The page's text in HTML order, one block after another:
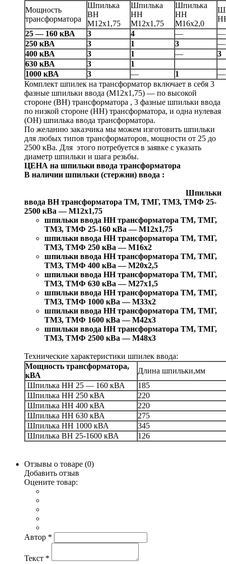
Мощность
трансформатора
Шпилька
ВН
М12х1,75
Шпилька
НН
М12х1,75
Шпилька
НН
М16х2,0
25 — 160 кВА
3 4 —
—
250 кВА
3 1 3
—
400 кВА
3 1 —
3
630 кВА
3 1
1000 кВА
3 — 1
—
Комплект шпилек на трансформатор включает в себя 3
фазные шпильки ввода (М12х1,75) — по высокой
стороне (ВН) трансформатора , 3 фазные шпильки ввода
по низкой стороне (НН) трансформатора, и одна нулевая
(ОН) шпилька ввода трансформатора.
По желанию заказчика мы можем изготовить шпильки
для любых типов трансформаторов, мощности от 25 до
2500 кВа. Для этого потребуется в заявке с указать
диаметр шпильки и шага резьбы.
ЦЕНА на шпильки ввода трансформатора
В наличии шпильки (стержни) ввода :
Шпильки
ввода ВН трансформатора ТМ, ТМГ, ТМЗ, ТМФ 25-
2500 кВа — М12х1,75
шпильки ввода НН трансформатора ТМ, ТМГ,
ТМЗ, ТМФ 25-160 кВа — М12х1,75
шпильки ввода НН трансформатора ТМ, ТМГ,
ТМЗ, ТМФ 250 кВа — М16х2
шпильки ввода НН трансформатора ТМ, ТМГ,
ТМЗ, ТМФ 400 кВа — М20х2,5
шпильки ввода НН трансформатора ТМ, ТМГ,
ТМЗ, ТМФ 630 кВа — М27х1,5
шпильки ввода НН трансформатора ТМ, ТМГ,
ТМЗ, ТМФ 1000 кВа — М33х2
шпильки ввода НН трансформатора ТМ, ТМГ,
ТМЗ, ТМФ 1600 кВа — М42х3
шпильки ввода НН трансформатора ТМ, ТМГ,
ТМЗ, ТМФ 2500 кВа — М48х3
Технические характеристики шпилек ввода:
Мощность трансформатора,
кВА
Длина шпильки,мм
Шпилька НН 25 — 160 кВА
185
Шпилька НН 250 кВА
220
Шпилька НН 400 кВА
220
Шпилька НН 630 кВА
275
Шпилька НН 1000 кВА
345
Шпилька ВН 25-1600 кВА
126
Отзывы о товаре (0)
Добавить отзыв
Оцените товар:
Автор *
Текст *